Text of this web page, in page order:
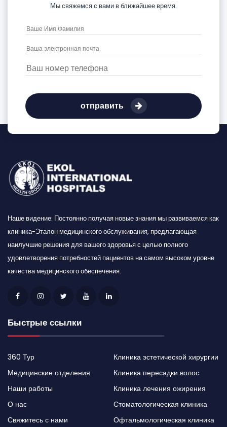
Мы свяжемся с вами в ближайшее время.
отправить
Наше видение: Постоянно получая новые знания мы развиваемся как
клиника-Эталон медицинского обслуживания, предлагающая
наилучшие решения для вашего здоровья с целью полного
удовлетворения потребностей пациентов на самом высоком уровне
качества медицинского обеспечения.
Быстрые ссылки
360 Тур
Медицинские отделения
Наши работы
О нас
Свяжитесь с нами
Клиника эстетической хирургии
Клиника пересадки волос
Клиника лечения ожирения
Стоматологическая клиника
Офтальмологическая клиника